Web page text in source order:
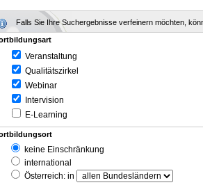
Falls Sie Ihre Suchergebnisse verfeinern möchten,
Veranstaltung
Qualitätszirkel
Webinar
Intervision
E-Learning
keine Einschränkung
international
Österreich: in